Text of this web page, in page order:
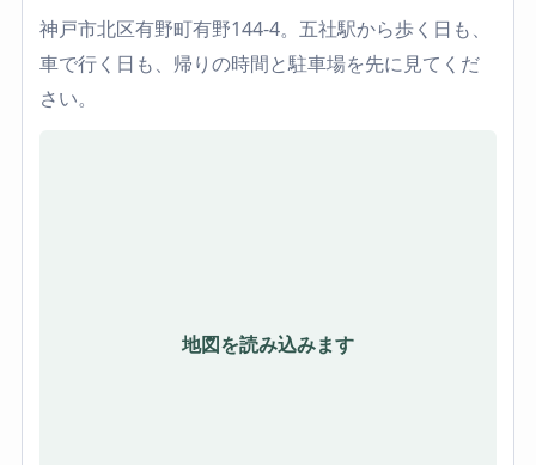
神戸市北区有野町有野144-4。五社駅から歩く日も、
車で行く日も、帰りの時間と駐車場を先に見てくだ
さい。
地図を読み込みます